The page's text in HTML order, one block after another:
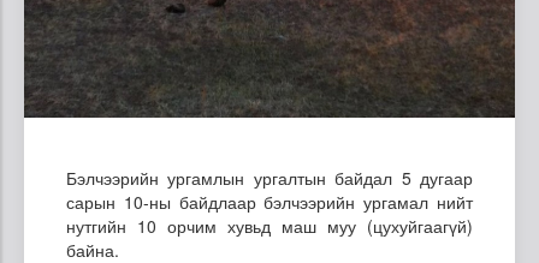
Бэлчээрийн ургамлын ургалтын байдал 5 дугаар
сарын 10-ны байдлаар бэлчээрийн ургамал нийт
нутгийн 10 орчим хувьд маш муу (цухуйгаагүй)
байна.